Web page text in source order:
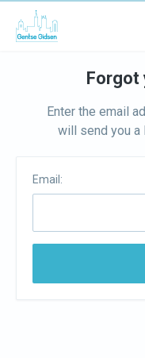
Forgot
Enter the email
will send you a
Email: